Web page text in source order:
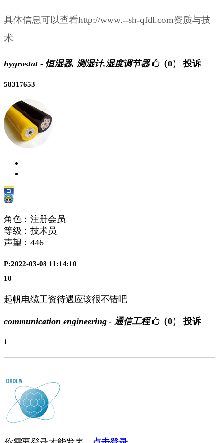
具体信息可以查看http://www.--sh-qfdl.com资质与技
术
hygrostat - 恒湿器, 测湿计,湿度调节器 （0） 投诉
58317653
角色：注册会员
等级：技术员
声望： 446
P:2022-03-08 11:14:10
10
起帆电缆工资待遇应该很不错吧
communication engineering - 通信工程 （0） 投诉
1